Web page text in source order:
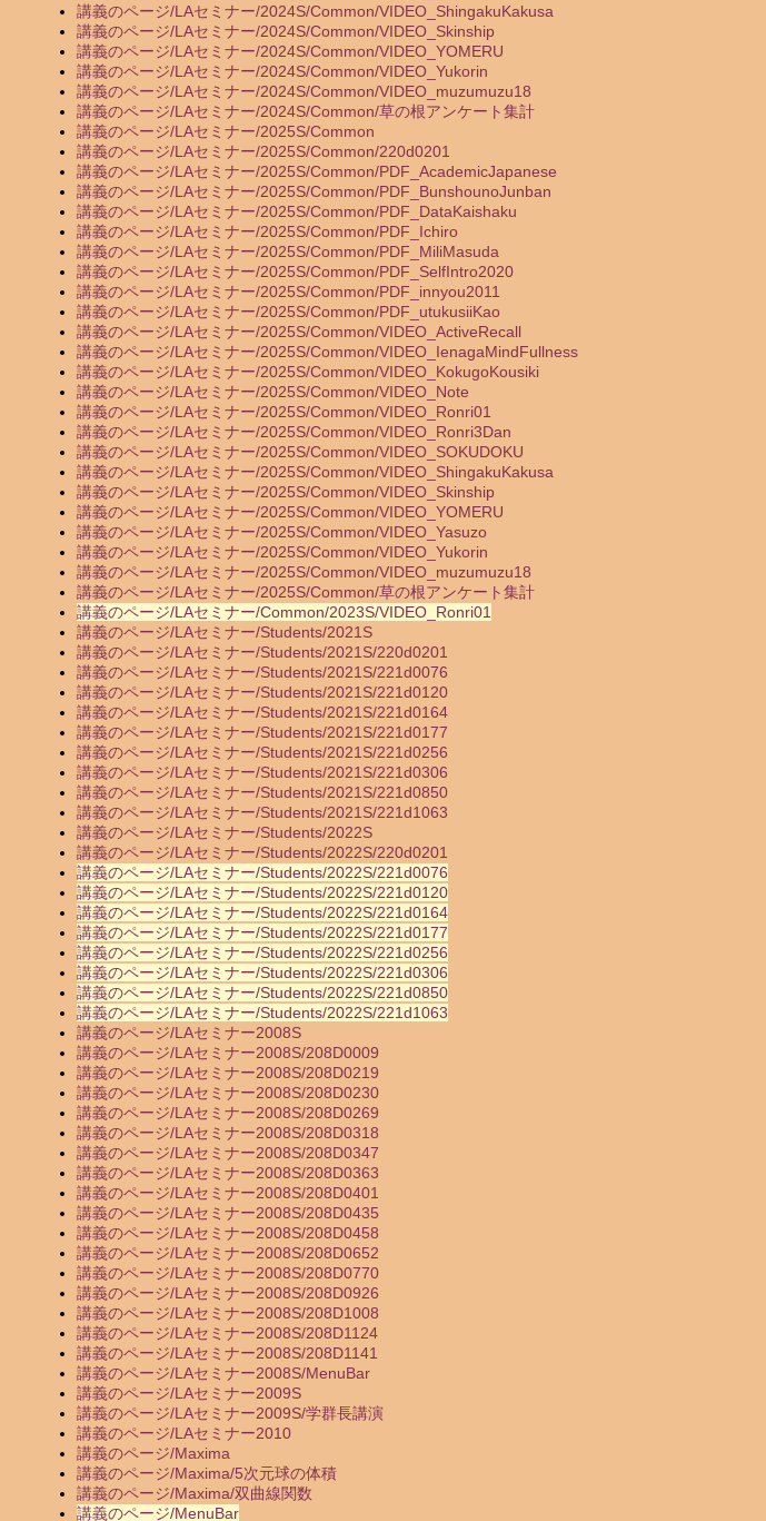
講義のページ/LAセミナー/2024S/Common/VIDEO_ShingakuKakusa
講義のページ/LAセミナー/2024S/Common/VIDEO_Skinship
講義のページ/LAセミナー/2024S/Common/VIDEO_YOMERU
講義のページ/LAセミナー/2024S/Common/VIDEO_Yukorin
講義のページ/LAセミナー/2024S/Common/VIDEO_muzumuzu18
講義のページ/LAセミナー/2024S/Common/草の根アンケート集計
講義のページ/LAセミナー/2025S/Common
講義のページ/LAセミナー/2025S/Common/220d0201
講義のページ/LAセミナー/2025S/Common/PDF_AcademicJapanese
講義のページ/LAセミナー/2025S/Common/PDF_BunshounoJunban
講義のページ/LAセミナー/2025S/Common/PDF_DataKaishaku
講義のページ/LAセミナー/2025S/Common/PDF_Ichiro
講義のページ/LAセミナー/2025S/Common/PDF_MiliMasuda
講義のページ/LAセミナー/2025S/Common/PDF_SelfIntro2020
講義のページ/LAセミナー/2025S/Common/PDF_innyou2011
講義のページ/LAセミナー/2025S/Common/PDF_utukusiiKao
講義のページ/LAセミナー/2025S/Common/VIDEO_ActiveRecall
講義のページ/LAセミナー/2025S/Common/VIDEO_IenagaMindFullness
講義のページ/LAセミナー/2025S/Common/VIDEO_KokugoKousiki
講義のページ/LAセミナー/2025S/Common/VIDEO_Note
講義のページ/LAセミナー/2025S/Common/VIDEO_Ronri01
講義のページ/LAセミナー/2025S/Common/VIDEO_Ronri3Dan
講義のページ/LAセミナー/2025S/Common/VIDEO_SOKUDOKU
講義のページ/LAセミナー/2025S/Common/VIDEO_ShingakuKakusa
講義のページ/LAセミナー/2025S/Common/VIDEO_Skinship
講義のページ/LAセミナー/2025S/Common/VIDEO_YOMERU
講義のページ/LAセミナー/2025S/Common/VIDEO_Yasuzo
講義のページ/LAセミナー/2025S/Common/VIDEO_Yukorin
講義のページ/LAセミナー/2025S/Common/VIDEO_muzumuzu18
講義のページ/LAセミナー/2025S/Common/草の根アンケート集計
講義のページ/LAセミナー/Common/2023S/VIDEO_Ronri01
講義のページ/LAセミナー/Students/2021S
講義のページ/LAセミナー/Students/2021S/220d0201
講義のページ/LAセミナー/Students/2021S/221d0076
講義のページ/LAセミナー/Students/2021S/221d0120
講義のページ/LAセミナー/Students/2021S/221d0164
講義のページ/LAセミナー/Students/2021S/221d0177
講義のページ/LAセミナー/Students/2021S/221d0256
講義のページ/LAセミナー/Students/2021S/221d0306
講義のページ/LAセミナー/Students/2021S/221d0850
講義のページ/LAセミナー/Students/2021S/221d1063
講義のページ/LAセミナー/Students/2022S
講義のページ/LAセミナー/Students/2022S/220d0201
講義のページ/LAセミナー/Students/2022S/221d0076
講義のページ/LAセミナー/Students/2022S/221d0120
講義のページ/LAセミナー/Students/2022S/221d0164
講義のページ/LAセミナー/Students/2022S/221d0177
講義のページ/LAセミナー/Students/2022S/221d0256
講義のページ/LAセミナー/Students/2022S/221d0306
講義のページ/LAセミナー/Students/2022S/221d0850
講義のページ/LAセミナー/Students/2022S/221d1063
講義のページ/LAセミナー2008S
講義のページ/LAセミナー2008S/208D0009
講義のページ/LAセミナー2008S/208D0219
講義のページ/LAセミナー2008S/208D0230
講義のページ/LAセミナー2008S/208D0269
講義のページ/LAセミナー2008S/208D0318
講義のページ/LAセミナー2008S/208D0347
講義のページ/LAセミナー2008S/208D0363
講義のページ/LAセミナー2008S/208D0401
講義のページ/LAセミナー2008S/208D0435
講義のページ/LAセミナー2008S/208D0458
講義のページ/LAセミナー2008S/208D0652
講義のページ/LAセミナー2008S/208D0770
講義のページ/LAセミナー2008S/208D0926
講義のページ/LAセミナー2008S/208D1008
講義のページ/LAセミナー2008S/208D1124
講義のページ/LAセミナー2008S/208D1141
講義のページ/LAセミナー2008S/MenuBar
講義のページ/LAセミナー2009S
講義のページ/LAセミナー2009S/学群長講演
講義のページ/LAセミナー2010
講義のページ/Maxima
講義のページ/Maxima/5次元球の体積
講義のページ/Maxima/双曲線関数
講義のページ/MenuBar